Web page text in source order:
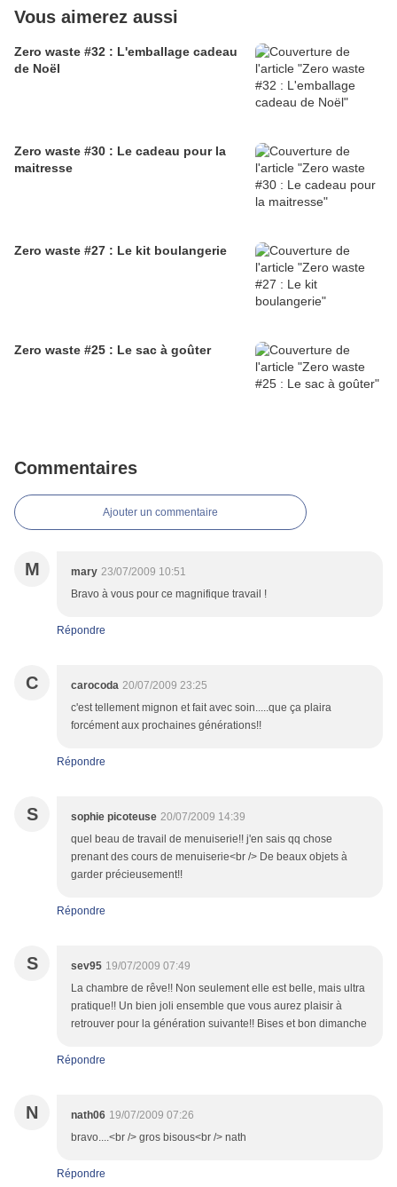
Vous aimerez aussi
Zero waste #32 : L'emballage cadeau
de Noël
Zero waste #30 : Le cadeau pour la
maitresse
Zero waste #27 : Le kit boulangerie
Zero waste #25 : Le sac à goûter
Commentaires
Ajouter un commentaire
M mary 23/07/2009 10:51
Bravo à vous pour ce magnifique travail !
Répondre
C carocoda 20/07/2009 23:25
c'est tellement mignon et fait avec soin.....que ça plaira
forcément aux prochaines générations!!
Répondre
S sophie picoteuse 20/07/2009 14:39
quel beau de travail de menuiserie!! j'en sais qq chose
prenant des cours de menuiserie<br /> De beaux objets à
garder précieusement!!
Répondre
S sev95 19/07/2009 07:49
La chambre de rêve!! Non seulement elle est belle, mais ultra
pratique!! Un bien joli ensemble que vous aurez plaisir à
retrouver pour la génération suivante!! Bises et bon dimanche
Répondre
N nath06 19/07/2009 07:26
bravo....<br /> gros bisous<br /> nath
Répondre